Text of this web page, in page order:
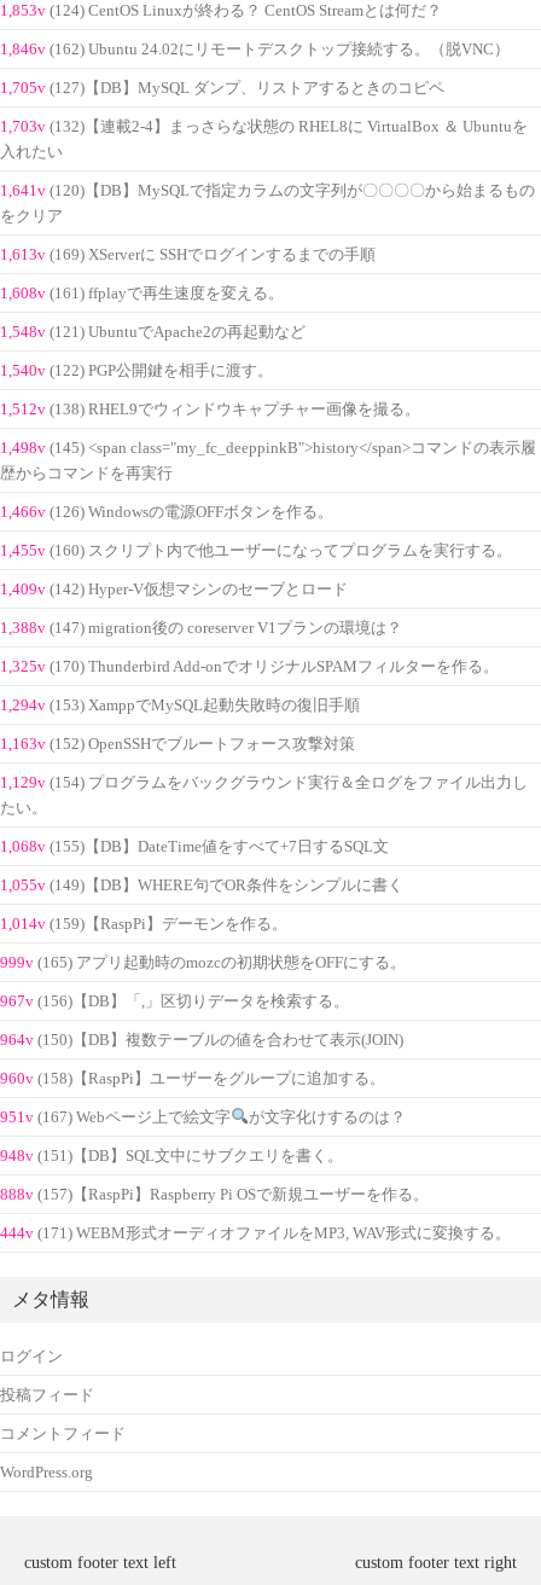
1,853v (124) CentOS Linuxが終わる？ CentOS Streamとは何だ？
1,846v (162) Ubuntu 24.02にリモートデスクトップ接続する。（脱VNC）
1,705v (127)【DB】MySQL ダンプ、リストアするときのコピペ
1,703v (132)【連載2-4】まっさらな状態の RHEL8に VirtualBox ＆ Ubuntuを
入れたい
1,641v (120)【DB】MySQLで指定カラムの文字列が〇〇〇〇から始まるもの
をクリア
1,613v (169) XServerに SSHでログインするまでの手順
1,608v (161) ffplayで再生速度を変える。
1,548v (121) UbuntuでApache2の再起動など
1,540v (122) PGP公開鍵を相手に渡す。
1,512v (138) RHEL9でウィンドウキャプチャー画像を撮る。
1,498v (145) <span class="my_fc_deeppinkB">history</span>コマンドの表示履
歴からコマンドを再実行
1,466v (126) Windowsの電源OFFボタンを作る。
1,455v (160) スクリプト内で他ユーザーになってプログラムを実行する。
1,409v (142) Hyper-V仮想マシンのセーブとロード
1,388v (147) migration後の coreserver V1プランの環境は？
1,325v (170) Thunderbird Add-onでオリジナルSPAMフィルターを作る。
1,294v (153) XamppでMySQL起動失敗時の復旧手順
1,163v (152) OpenSSHでブルートフォース攻撃対策
1,129v (154) プログラムをバックグラウンド実行＆全ログをファイル出力し
たい。
1,068v (155)【DB】DateTime値をすべて+7日するSQL文
1,055v (149)【DB】WHERE句でOR条件をシンプルに書く
1,014v (159)【RaspPi】デーモンを作る。
999v (165) アプリ起動時のmozcの初期状態をOFFにする。
967v (156)【DB】「,」区切りデータを検索する。
964v (150)【DB】複数テーブルの値を合わせて表示(JOIN)
960v (158)【RaspPi】ユーザーをグループに追加する。
951v (167) Webページ上で絵文字 が文字化けするのは？
948v (151)【DB】SQL文中にサブクエリを書く。
888v (157)【RaspPi】Raspberry Pi OSで新規ユーザーを作る。
444v (171) WEBM形式オーディオファイルをMP3, WAV形式に変換する。
メタ情報
ログイン
投稿フィード
コメントフィード
WordPress.org
custom footer text left custom footer text right